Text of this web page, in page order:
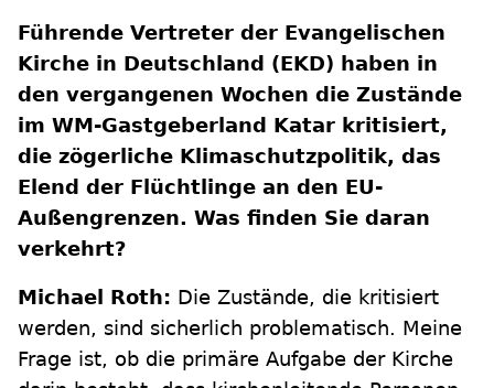
Führende Vertreter der Evangelischen
Kirche in Deutschland (EKD) haben in
den vergangenen Wochen die Zustände
im WM-Gastgeberland Katar kritisiert,
die zögerliche Klimaschutzpolitik, das
Elend der Flüchtlinge an den EU-
Außengrenzen. Was finden Sie daran
verkehrt?
Michael Roth: Die Zustände, die kritisiert
werden, sind sicherlich problematisch. Meine
Frage ist, ob die primäre Aufgabe der Kirche